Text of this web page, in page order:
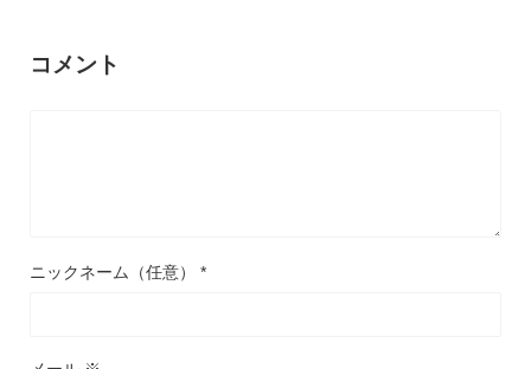
コメント
ニックネーム（任意） *